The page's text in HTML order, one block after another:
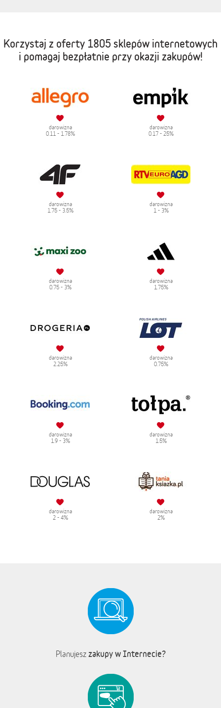
Korzystaj z oferty 1805 sklepów internetowych
i pomagaj bezpłatnie przy okazji zakupów!
darowizna
0.11 - 1.78%
darowizna
0.17 - 25%
darowizna
1.75 - 3.5%
darowizna
1 - 3%
darowizna
0.75 - 3%
darowizna
1.75%
darowizna
2.25%
darowizna
0.75%
darowizna
1.9 - 3%
darowizna
1.5%
darowizna
2 - 4%
darowizna
2%
Planujesz zakupy w Internecie?